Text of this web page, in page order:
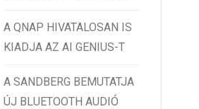
A QNAP HIVATALOSAN IS
KIADJA AZ AI GENIUS-T
A SANDBERG BEMUTATJA
ÚJ BLUETOOTH AUDIÓ